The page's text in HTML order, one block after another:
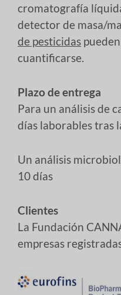
cromatografía
detector de masa/
de pesticidas
cuantificarse.
Plazo de entrega
Para un análisis de
días laborables tras
Un análisis
10 días
Clientes
La Fundación
empresas